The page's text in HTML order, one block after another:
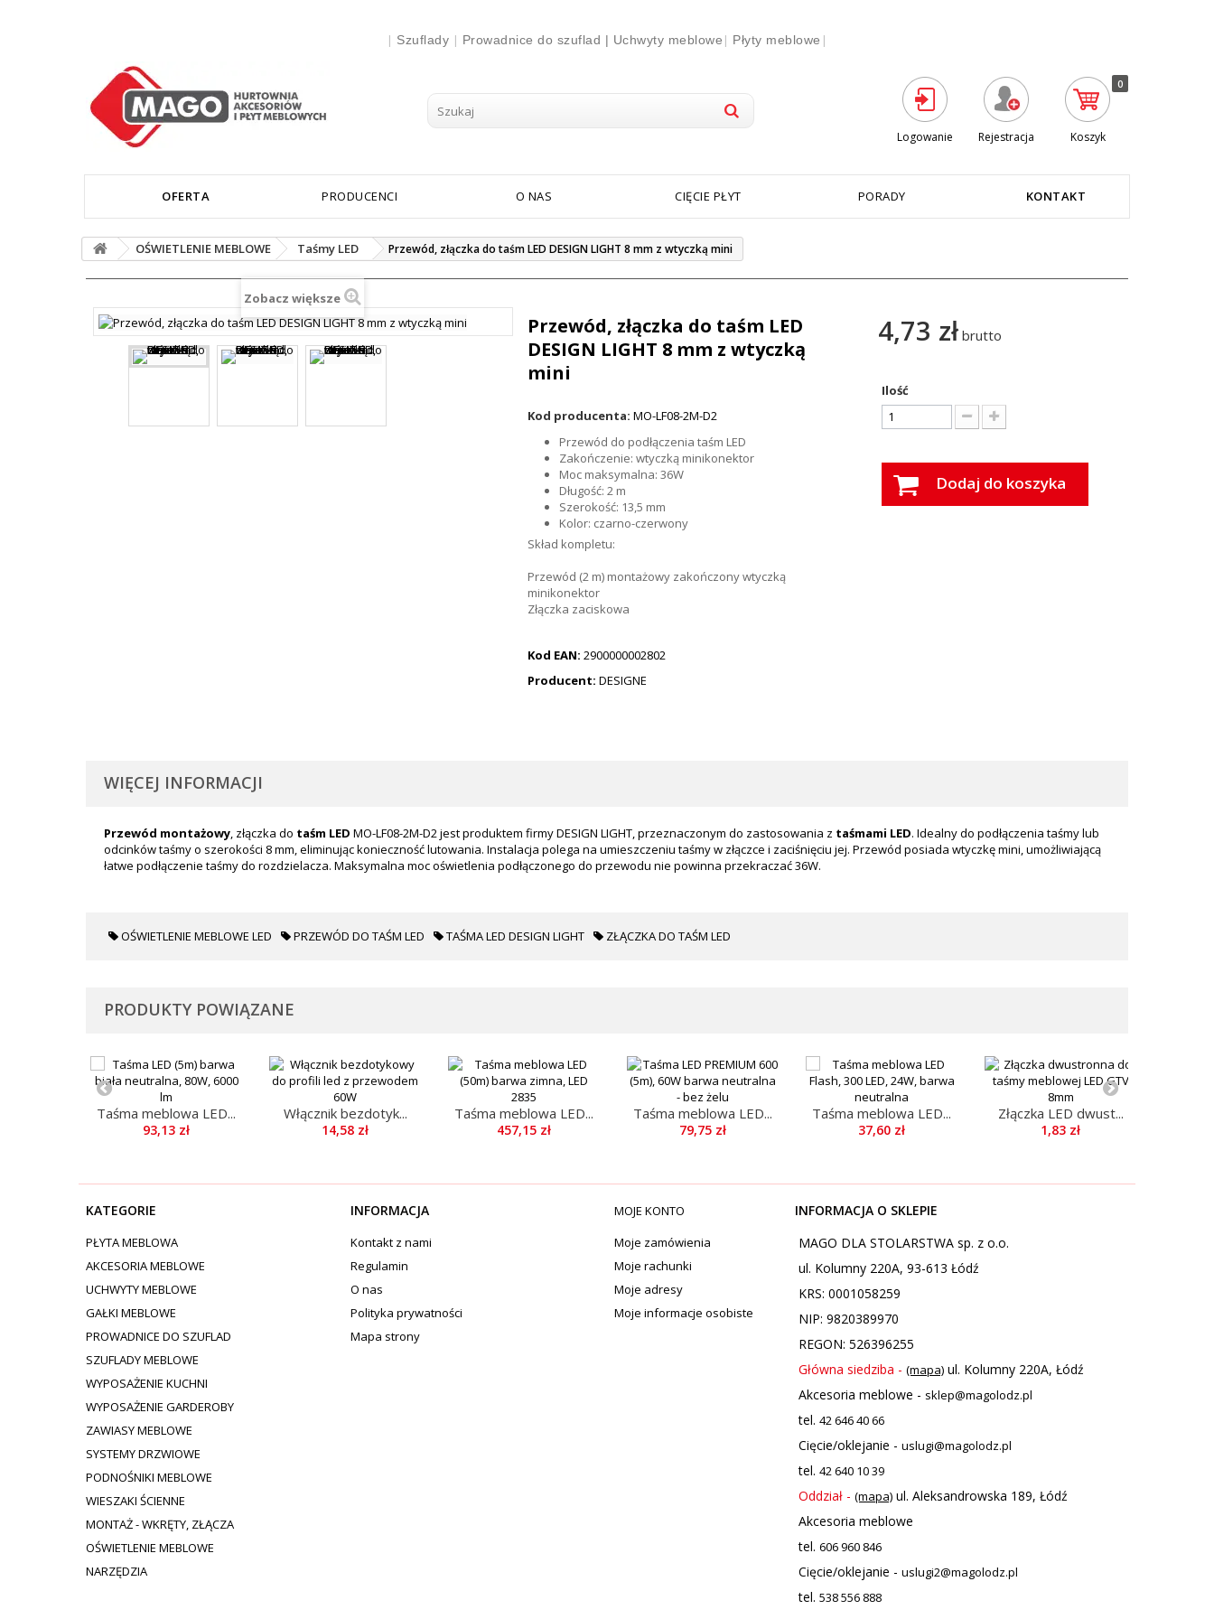
| Szuflady | Prowadnice do szuflad | Uchwyty meblowe | Płyty meblowe |
Logowanie Rejestracja Koszyk
0
OFERTA PRODUCENCI O NAS CIĘCIE PŁYT PORADY KONTAKT
OŚWIETLENIE MEBLOWE Taśmy LED Przewód, złączka do taśm LED DESIGN LIGHT 8 mm z wtyczką mini
Zobacz większe
Przewód, złączka do taśm LED
DESIGN LIGHT 8 mm z wtyczką
mini
Kod producenta: MO-LF08-2M-D2
Przewód do podłączenia taśm LED
Zakończenie: wtyczką minikonektor
Moc maksymalna: 36W
Długość: 2 m
Szerokość: 13,5 mm
Kolor: czarno-czerwony
Skład kompletu:
Przewód (2 m) montażowy zakończony wtyczką
minikonektor
Złączka zaciskowa
Kod EAN: 2900000002802
Producent: DESIGNE
4,73 złbrutto
Ilość
Dodaj do koszyka
WIĘCEJ INFORMACJI
Przewód montażowy, złączka do taśm LED MO-LF08-2M-D2 jest produktem firmy DESIGN LIGHT, przeznaczonym do zastosowania z taśmami LED. Idealny do podłączenia taśmy lub
odcinków taśmy o szerokości 8 mm, eliminując konieczność lutowania. Instalacja polega na umieszczeniu taśmy w złączce i zaciśnięciu jej. Przewód posiada wtyczkę mini, umożliwiającą
łatwe podłączenie taśmy do rozdzielacza. Maksymalna moc oświetlenia podłączonego do przewodu nie powinna przekraczać 36W.
OŚWIETLENIE MEBLOWE LED PRZEWÓD DO TAŚM LED TAŚMA LED DESIGN LIGHT ZŁĄCZKA DO TAŚM LED
PRODUKTY POWIĄZANE
Taśma meblowa LED...
93,13 zł
Włącznik bezdotyk...
14,58 zł
Taśma meblowa LED...
457,15 zł
Taśma meblowa LED...
79,75 zł
Taśma meblowa LED...
37,60 zł
Złączka LED dwust...
1,83 zł
KATEGORIE
PŁYTA MEBLOWA
AKCESORIA MEBLOWE
UCHWYTY MEBLOWE
GAŁKI MEBLOWE
PROWADNICE DO SZUFLAD
SZUFLADY MEBLOWE
WYPOSAŻENIE KUCHNI
WYPOSAŻENIE GARDEROBY
ZAWIASY MEBLOWE
SYSTEMY DRZWIOWE
PODNOŚNIKI MEBLOWE
WIESZAKI ŚCIENNE
MONTAŻ - WKRĘTY, ZŁĄCZA
OŚWIETLENIE MEBLOWE
NARZĘDZIA
INFORMACJA
Kontakt z nami
Regulamin
O nas
Polityka prywatności
Mapa strony
MOJE KONTO
Moje zamówienia
Moje rachunki
Moje adresy
Moje informacje osobiste
INFORMACJA O SKLEPIE
MAGO DLA STOLARSTWA sp. z o.o.
ul. Kolumny 220A, 93-613 Łódź
KRS: 0001058259
NIP: 9820389970
REGON: 526396255
Główna siedziba - (mapa) ul. Kolumny 220A, Łódź
Akcesoria meblowe - sklep@magolodz.pl
tel. 42 646 40 66
Cięcie/oklejanie - uslugi@magolodz.pl
tel. 42 640 10 39
Oddział - (mapa) ul. Aleksandrowska 189, Łódź
Akcesoria meblowe
tel. 606 960 846
Cięcie/oklejanie - uslugi2@magolodz.pl
tel. 538 556 888